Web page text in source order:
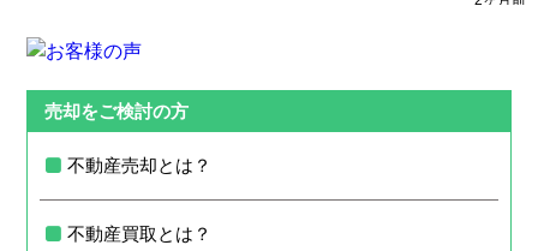
売却をご検討の方
不動産売却とは？
不動産買取とは？